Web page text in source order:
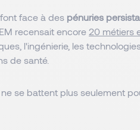
face à des pénuries
recensait encore 20 métiers
l'ingénierie, les
de santé.
se battent plus seulement